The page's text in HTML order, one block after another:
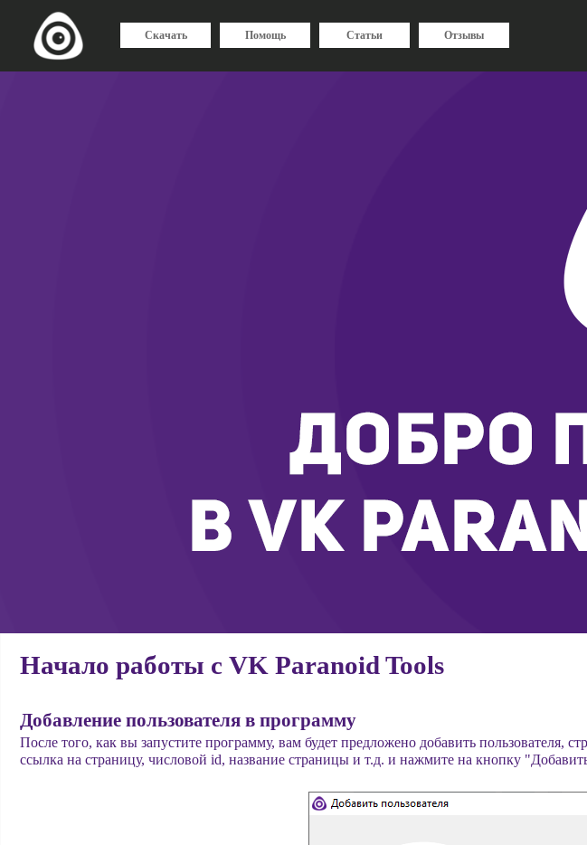
Начало работы с VK Paranoid Tools
Скачать Помощь Статьи Отзывы
Добавление пользователя в программу
После того, как вы запустите программу, вам будет предложено добавить пользователя,
ссылка на страницу, числовой id, название страницы и т.д. и нажмите на кнопку